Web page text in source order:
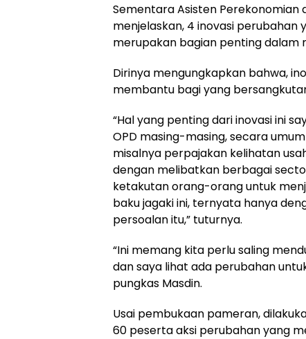
Sementara Asisten Perekonomian
menjelaskan, 4 inovasi perubahan
merupakan bagian penting dalam
Dirinya mengungkapkan bahwa,
membantu bagi yang
“Hal yang penting dari inovasi ini
OPD masing-masing, secara
misalnya perpajakan kelihatan
dengan melibatkan berbagai
ketakutan orang-orang untuk
baku jagaki ini, ternyata hanya
persoalan itu,” tuturnya.
“Ini memang kita perlu saling
dan saya lihat ada perubahan
pungkas Masdin.
Usai pembukaan pameran,
60 peserta aksi perubahan yang